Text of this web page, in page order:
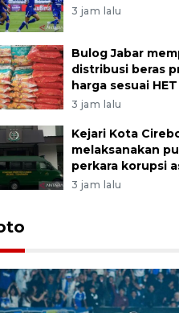
3 jam lalu
Bulog Jabar
distribusi beras
harga sesuai HET
3 jam lalu
Kejari Kota
melaksanakan
perkara korupsi
3 jam lalu